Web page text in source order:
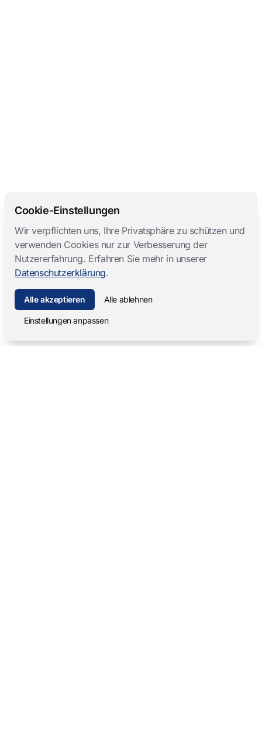
Cookie-Einstellungen
Wir verpflichten uns, Ihre Privatsphäre zu schützen und
verwenden Cookies nur zur Verbesserung der
Nutzererfahrung. Erfahren Sie mehr in unserer
Datenschutzerklärung.
Alle akzeptieren Alle ablehnen
Einstellungen anpassen